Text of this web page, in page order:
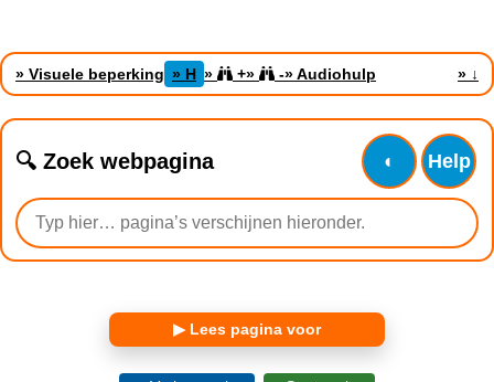
» Visuele beperking » H » +» -» Audiohulp » ↓
🔍 Zoek webpagina ◐ Help
▶ Lees pagina voor